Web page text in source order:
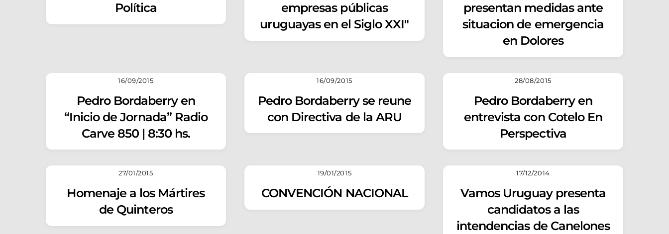
Política
empresas públicas
uruguayas en el Siglo XXI"
presentan medidas ante
situacion de emergencia
en Dolores
16/09/2015
Pedro Bordaberry en
“Inicio de Jornada” Radio
Carve 850 | 8:30 hs.
16/09/2015
Pedro Bordaberry se reune
con Directiva de la ARU
28/08/2015
Pedro Bordaberry en
entrevista con Cotelo En
Perspectiva
27/01/2015
Homenaje a los Mártires
de Quinteros
19/01/2015
CONVENCIÓN NACIONAL
17/12/2014
Vamos Uruguay presenta
candidatos a las
intendencias de Canelones